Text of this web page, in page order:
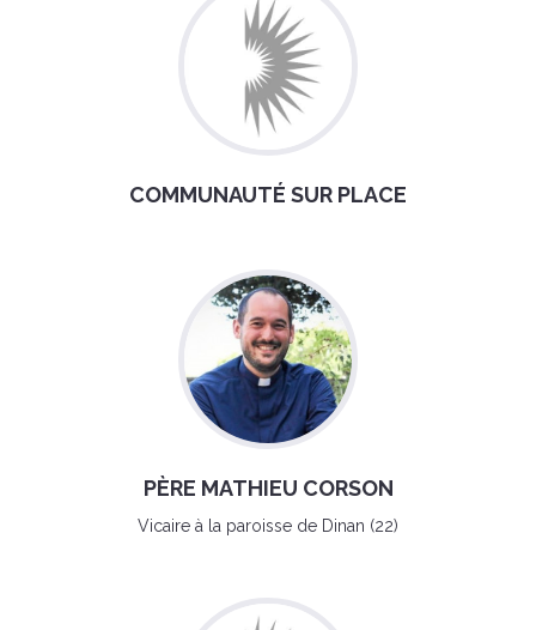
COMMUNAUTÉ SUR PLACE
PÈRE MATHIEU CORSON
Vicaire à la paroisse de Dinan (22)